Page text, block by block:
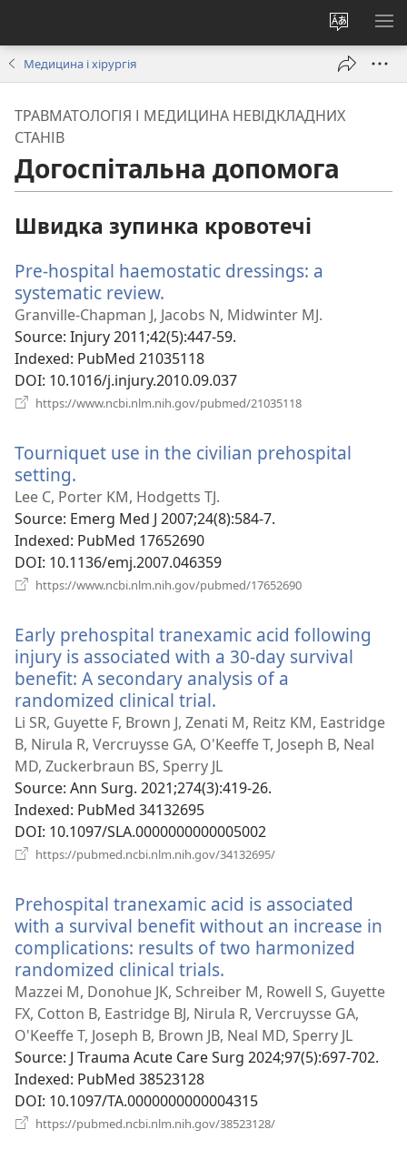
Змінити
мову
сайту
Медицина і хірургія
ТРАВМАТОЛОГІЯ І МЕДИЦИНА НЕВІДКЛАДНИХ
СТАНІВ
Догоспітальна допомога
Швидка зупинка кровотечі
Pre-hospital haemostatic dressings: a
systematic review.
у
новому
вікні)
Granville-Chapman J, Jacobs N, Midwinter MJ.
Source‎: Injury 2011;42(5):447-59.
Indexed‎: PubMed 21035118
DOI‎: 10.1016/j.injury.2010.09.037
https://www.ncbi.nlm.nih.gov/pubmed/21035118
вікні)
Tourniquet use in the civilian prehospital
setting.
у
новому
вікні)
Lee C, Porter KM, Hodgetts TJ.
Source‎: Emerg Med J 2007;24(8):584-7.
Indexed‎: PubMed 17652690
DOI‎: 10.1136/emj.2007.046359
https://www.ncbi.nlm.nih.gov/pubmed/17652690
вікні)
Early prehospital tranexamic acid following
injury is associated with a 30-day survival
benefit: A secondary analysis of a
randomized clinical trial.
у
новому
вікні)
Li SR, Guyette F, Brown J, Zenati M, Reitz KM, Eastridge
B, Nirula R, Vercruysse GA, O'Keeffe T, Joseph B, Neal
MD, Zuckerbraun BS, Sperry JL
Source‎: Ann Surg. 2021;274(3):419-26.
Indexed‎: PubMed 34132695
DOI‎: 10.1097/SLA.0000000000005002
https://pubmed.ncbi.nlm.nih.gov/34132695/
вікні)
Prehospital tranexamic acid is associated
with a survival benefit without an increase in
complications: results of two harmonized
randomized clinical trials.
у
новому
вікні)
Mazzei M, Donohue JK, Schreiber M, Rowell S, Guyette
FX, Cotton B, Eastridge BJ, Nirula R, Vercruysse GA,
O'Keeffe T, Joseph B, Brown JB, Neal MD, Sperry JL
Source‎: J Trauma Acute Care Surg 2024;97(5):697-702.
Indexed‎: PubMed 38523128
DOI‎: 10.1097/TA.0000000000004315
https://pubmed.ncbi.nlm.nih.gov/38523128/